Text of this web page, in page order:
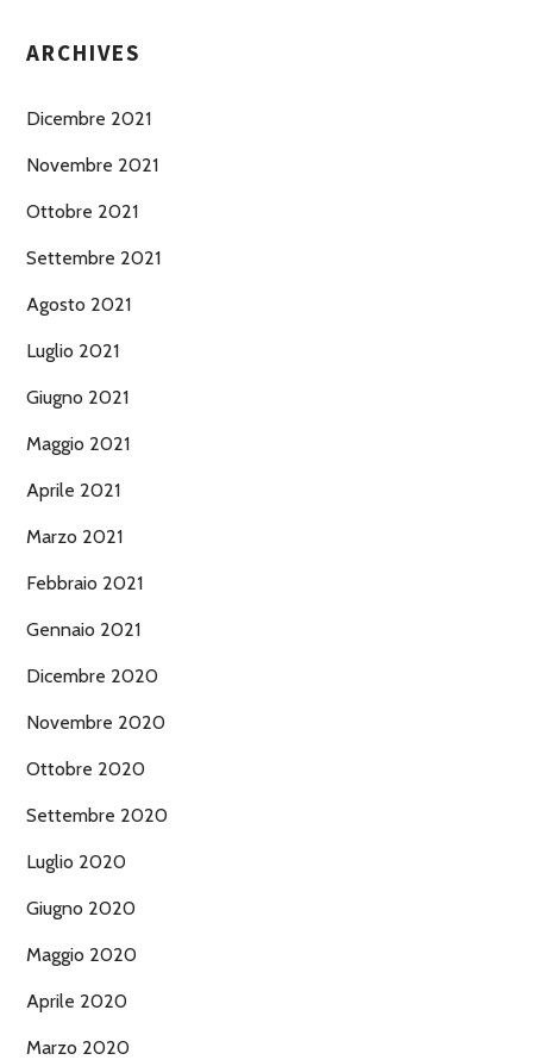
ARCHIVES
Dicembre 2021
Novembre 2021
Ottobre 2021
Settembre 2021
Agosto 2021
Luglio 2021
Giugno 2021
Maggio 2021
Aprile 2021
Marzo 2021
Febbraio 2021
Gennaio 2021
Dicembre 2020
Novembre 2020
Ottobre 2020
Settembre 2020
Luglio 2020
Giugno 2020
Maggio 2020
Aprile 2020
Marzo 2020